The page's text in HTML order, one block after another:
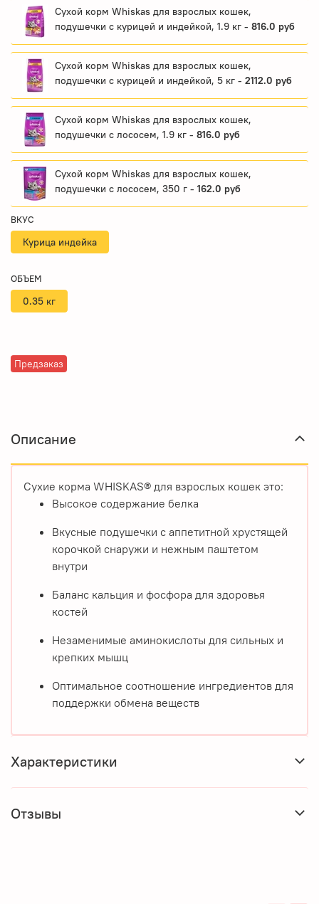
Предзаказ
Сухой корм Whiskas для взрослых кошек,
подушечки с курицей и индейкой, 1.9 кг - 816.0 руб
Сухой корм Whiskas для взрослых кошек,
подушечки с курицей и индейкой, 5 кг - 2112.0 руб
Сухой корм Whiskas для взрослых кошек,
подушечки с лососем, 1.9 кг - 816.0 руб
Сухой корм Whiskas для взрослых кошек,
подушечки с лососем, 350 г - 162.0 руб
ВКУС
Курица индейка
ОБЪЕМ
0.35 кг
Описание
Сухие корма WHISKAS® для взрослых кошек это:
Высокое содержание белка
Вкусные подушечки с аппетитной хрустящей
корочкой снаружи и нежным паштетом
внутри
Баланс кальция и фосфора для здоровья
костей
Незаменимые аминокислоты для сильных и
крепких мышц
Оптимальное соотношение ингредиентов для
поддержки обмена веществ
Характеристики
Отзывы